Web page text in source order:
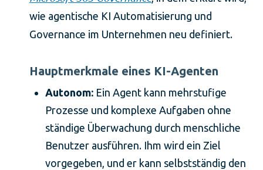
wie agentische KI Automatisierung und
Governance im Unternehmen neu definiert.
Hauptmerkmale eines KI-Agenten
Autonom: Ein Agent kann mehrstufige
Prozesse und komplexe Aufgaben ohne
ständige Überwachung durch menschliche
Benutzer ausführen. Ihm wird ein Ziel
vorgegeben, und er kann selbstständig den